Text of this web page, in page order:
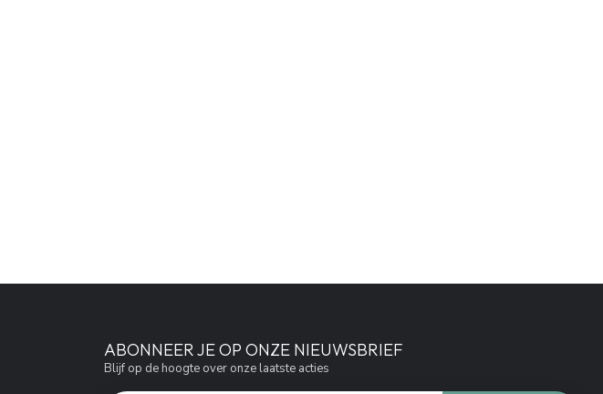
ABONNEER JE OP ONZE NIEUWSBRIEF
Blijf op de hoogte over onze laatste acties